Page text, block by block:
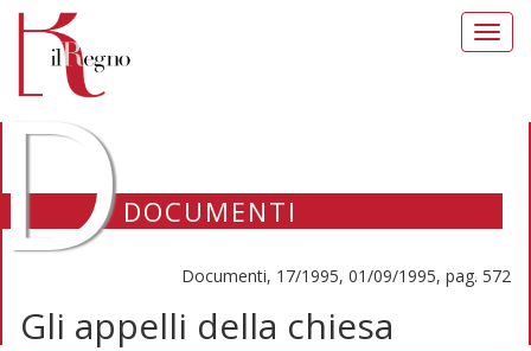
DOCUMENTI
Documenti, 17/1995, 01/09/1995, pag. 572
Gli appelli della chiesa